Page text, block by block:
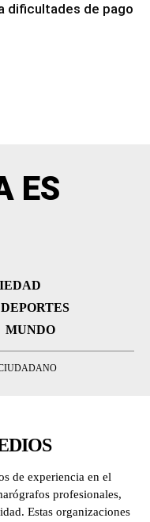
dificultades de pago
ES
DEPORTES
MUNDO
de experiencia en el
profesionales,
Estas organizaciones